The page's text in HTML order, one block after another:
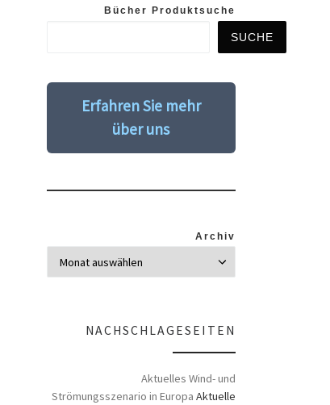
Bücher Produktsuche
SUCHE
Erfahren Sie mehr
über uns
Archiv
NACHSCHLAGESEITEN
Aktuelles Wind- und
Strömungsszenario in Europa Aktuelle